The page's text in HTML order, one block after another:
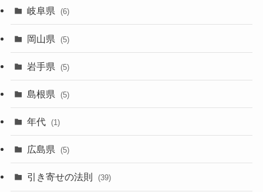
岐阜県 (6)
岡山県 (5)
岩手県 (5)
島根県 (5)
年代 (1)
広島県 (5)
引き寄せの法則 (39)